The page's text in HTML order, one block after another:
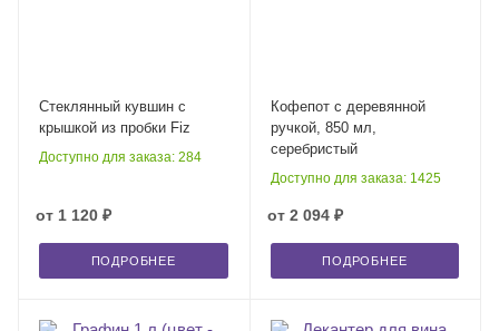
Стеклянный кувшин с
крышкой из пробки Fiz
Доступно для заказа: 284
от 1 120 ₽
ПОДРОБНЕЕ
Кофепот с деревянной
ручкой, 850 мл,
серебристый
Доступно для заказа: 1425
от 2 094 ₽
ПОДРОБНЕЕ